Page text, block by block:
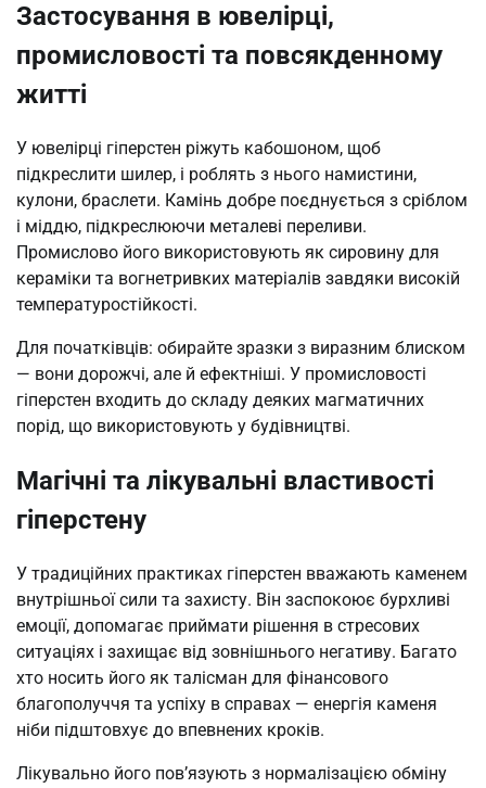
Застосування в ювелірці,
промисловості та повсякденному
житті
У ювелірці гіперстен ріжуть кабошоном, щоб
підкреслити шилер, і роблять з нього намистини,
кулони, браслети. Камінь добре поєднується з сріблом
і міддю, підкреслюючи металеві переливи.
Промислово його використовують як сировину для
кераміки та вогнетривких матеріалів завдяки високій
температуростійкості.
Для початківців: обирайте зразки з виразним блиском
— вони дорожчі, але й ефектніші. У промисловості
гіперстен входить до складу деяких магматичних
порід, що використовують у будівництві.
Магічні та лікувальні властивості
гіперстену
У традиційних практиках гіперстен вважають каменем
внутрішньої сили та захисту. Він заспокоює бурхливі
емоції, допомагає приймати рішення в стресових
ситуаціях і захищає від зовнішнього негативу. Багато
хто носить його як талісман для фінансового
благополуччя та успіху в справах — енергія каменя
ніби підштовхує до впевнених кроків.
Лікувально його пов’язують з нормалізацією обміну